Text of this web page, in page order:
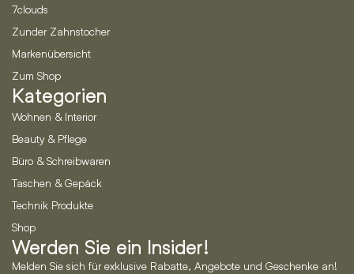
7clouds
Zunder Zahnstocher
Markenübersicht
Zum Shop
Kategorien
Wohnen & Interior
Beauty & Pflege
Büro & Schreibwaren
Taschen & Gepäck
Technik Produkte
Shop
Werden Sie ein Insider!
Melden Sie sich für exklusive Rabatte, Angebote und Geschenke an!